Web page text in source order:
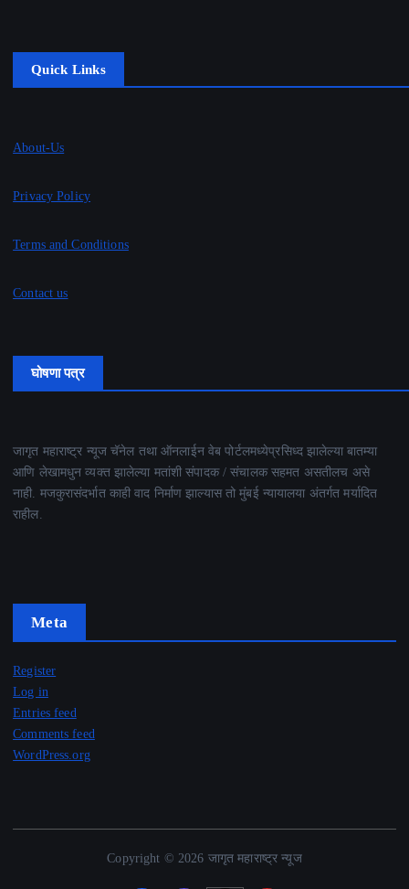
Quick Links
About-Us
Privacy Policy
Terms and Conditions
Contact us
घोषणा पत्र
जागृत महाराष्ट्र न्यूज चॅनेल तथा ऑनलाईन वेब पोर्टलमध्येप्रसिध्द झालेल्या बातम्या
आणि लेखामधुन व्यक्त झालेल्या मतांशी संपादक / संचालक सहमत असतीलच असे
नाही. मजकुरासंदर्भात काही वाद निर्माण झाल्यास तो मुंबई न्यायालया अंतर्गत मर्यादित
राहील.
Meta
Register
Log in
Entries feed
Comments feed
WordPress.org
Copyright © 2026 जागृत महाराष्ट्र न्यूज